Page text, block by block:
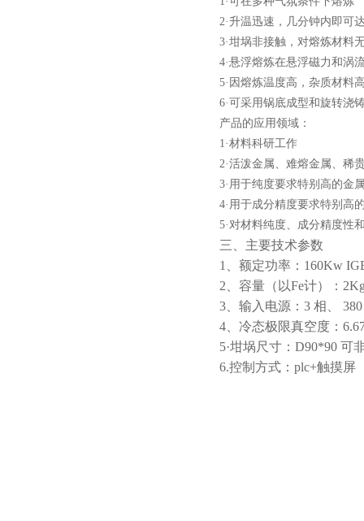
2· 升温迅速，几分钟内即可
3·坩埚非接触，对熔炼材料
4·悬浮熔炼在悬浮磁力和涡
5·因熔炼温度高，杂质材料
6·可采用锅底成型和旋转浇
产品的应用领域：
1·材料科研工作
2·活泼金属、难熔金属、稀
3· 用于纯度要求特别高的金
4· 用于成分精度要求特别高
5·对材料纯度、成分精度性
三、 主要技术参数
1、 额定功率：160Kw
2、 容量（以Fe计）：
3、 输入电源：3 相、
4、 冷态极限真空度：
5·坩埚尺寸：D90*90 可
6.控制方式：plc+触摸屏